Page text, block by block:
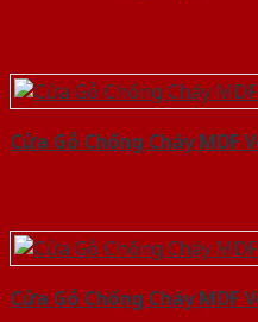
Cửa Gỗ Chống Cháy MDF
Cửa Gỗ Chống Cháy MDF